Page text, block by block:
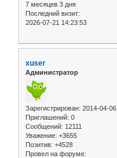
7 месяцев 3 дня
Последний визит:
2026-07-21 14:23:53
xuser
Администратор
Зарегистрирован: 2014-04-06
Приглашений: 0
Сообщений: 12111
Уважение: +3655
Позитив: +4528
Провел на форуме: